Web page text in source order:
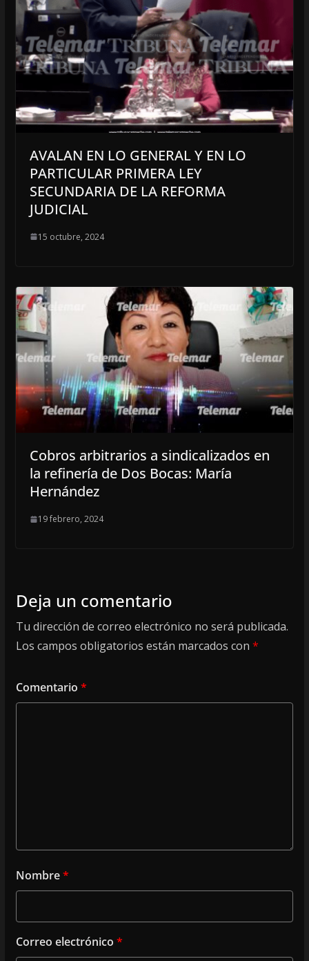
AVALAN EN LO GENERAL Y EN LO
PARTICULAR PRIMERA LEY
SECUNDARIA DE LA REFORMA
JUDICIAL
15 octubre, 2024
Cobros arbitrarios a sindicalizados en
la refinería de Dos Bocas: María
Hernández
19 febrero, 2024
Deja un comentario
Tu dirección de correo electrónico no será publicada.
Los campos obligatorios están marcados con *
Comentario *
Nombre*
Correo electrónico *